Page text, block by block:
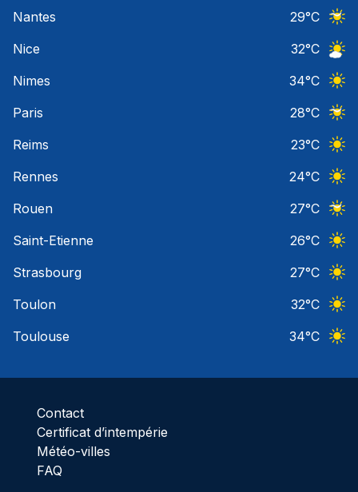
Nantes
29°C
Nice
32°C
Nimes
34°C
Paris
28°C
Reims
23°C
Rennes
24°C
Rouen
27°C
Saint-Etienne
26°C
Strasbourg
27°C
Toulon
32°C
Toulouse
34°C
Contact
Certificat d’intempérie
Météo-villes
FAQ